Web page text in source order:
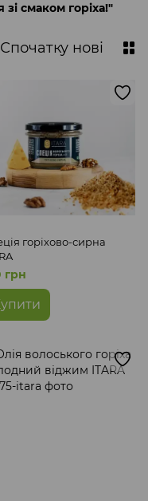
зі смаком горіха!"
Спочатку нові
горіхово-сирна
грн